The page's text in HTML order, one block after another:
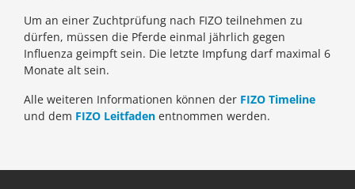
Um an einer Zuchtprüfung nach FIZO teilnehmen zu
dürfen, müssen die Pferde einmal jährlich gegen
Influenza geimpft sein. Die letzte Impfung darf maximal 6
Monate alt sein.
Alle weiteren Informationen können der FIZO Timeline
und dem FIZO Leitfaden entnommen werden.